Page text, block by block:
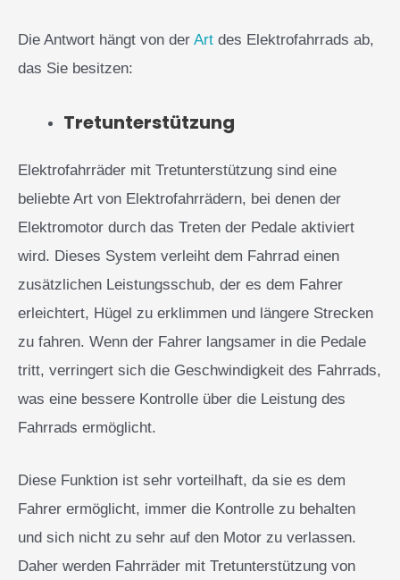
Die Antwort hängt von der Art des Elektrofahrrads ab,
das Sie besitzen:
Tretunterstützung
Elektrofahrräder mit Tretunterstützung sind eine
beliebte Art von Elektrofahrrädern, bei denen der
Elektromotor durch das Treten der Pedale aktiviert
wird. Dieses System verleiht dem Fahrrad einen
zusätzlichen Leistungsschub, der es dem Fahrer
erleichtert, Hügel zu erklimmen und längere Strecken
zu fahren. Wenn der Fahrer langsamer in die Pedale
tritt, verringert sich die Geschwindigkeit des Fahrrads,
was eine bessere Kontrolle über die Leistung des
Fahrrads ermöglicht.
Diese Funktion ist sehr vorteilhaft, da sie es dem
Fahrer ermöglicht, immer die Kontrolle zu behalten
und sich nicht zu sehr auf den Motor zu verlassen.
Daher werden Fahrräder mit Tretunterstützung von